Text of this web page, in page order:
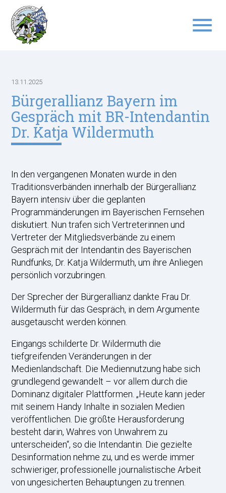
menu
13.11.2025
Bürgerallianz Bayern im
Gespräch mit BR-Intendantin
Dr. Katja Wildermuth
In den vergangenen Monaten wurde in den
Traditionsverbänden innerhalb der Bürgerallianz
Bayern intensiv über die geplanten
Programmänderungen im Bayerischen Fernsehen
diskutiert. Nun trafen sich Vertreterinnen und
Vertreter der Mitgliedsverbände zu einem
Gespräch mit der Intendantin des Bayerischen
Rundfunks, Dr. Katja Wildermuth, um ihre Anliegen
persönlich vorzubringen.
Der Sprecher der Bürgerallianz dankte Frau Dr.
Wildermuth für das Gespräch, in dem Argumente
ausgetauscht werden können.
Eingangs schilderte Dr. Wildermuth die
tiefgreifenden Veränderungen in der
Medienlandschaft. Die Mediennutzung habe sich
grundlegend gewandelt – vor allem durch die
Dominanz digitaler Plattformen. „Heute kann jeder
mit seinem Handy Inhalte in sozialen Medien
veröffentlichen. Die größte Herausforderung
besteht darin, Wahres von Unwahrem zu
unterscheiden“, so die Intendantin. Die gezielte
Desinformation nehme zu, und es werde immer
schwieriger, professionelle journalistische Arbeit
von ungesicherten Behauptungen zu trennen.